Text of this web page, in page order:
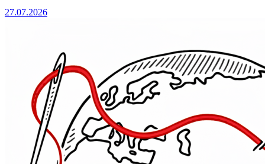
27.07.2026